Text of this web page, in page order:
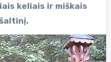
keliais ir miškais